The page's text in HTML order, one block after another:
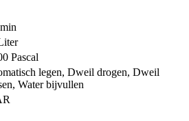
Pascal
legen, Dweil drogen, Dweil
, Water bijvullen